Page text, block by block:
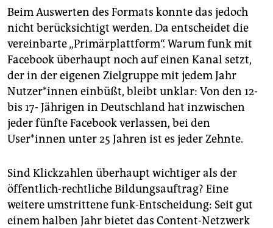
Beim Auswerten des Formats konnte das jedoch
nicht berücksichtigt werden. Da entscheidet die
vereinbarte „Primärplattform“. Warum funk mit
Facebook überhaupt noch auf einen Kanal setzt,
der in der eigenen Zielgruppe mit jedem Jahr
Nutzer*innen einbüßt, bleibt unklar: Von den 12-
bis 17- Jährigen in Deutschland hat inzwischen
jeder fünfte Facebook verlassen, bei den
User*innen unter 25 Jahren ist es jeder Zehnte.
Sind Klickzahlen überhaupt wichtiger als der
öffentlich-rechtliche Bildungsauftrag? Eine
weitere umstrittene funk-Entscheidung: Seit gut
einem halben Jahr bietet das Content-Netzwerk